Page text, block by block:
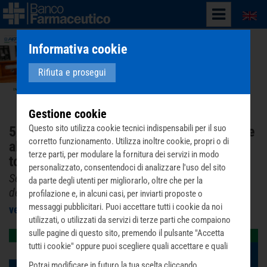
5X1000 A BANCO FARMACEUTICO - Grazie
alla tua firma, possiamo consegnare: 258
tonnellate di farmaci
Servono almeno 92.813 euro perché tutto arrivi a
destinazione
venerdì 14 marzo 2025
Informativa cookie
Rifiuta e prosegui
Gestione cookie
Questo sito utilizza cookie tecnici indispensabili per il suo
corretto funzionamento. Utilizza inoltre cookie, propri o di
terze parti, per modulare la fornitura dei servizi in modo
personalizzato, consentendoci di analizzare l'uso del sito
da parte degli utenti per migliorarlo, oltre che per la
profilazione e, in alcuni casi, per inviarti proposte o
messaggi pubblicitari. Puoi accettare tutti i cookie da noi
utilizzati, o utilizzati da servizi di terze parti che compaiono
sulle pagine di questo sito, premendo il pulsante "Accetta
tutti i cookie" oppure puoi scegliere quali accettare e quali
rifiutare premendo il pulsante "Personalizza scelta cookie".